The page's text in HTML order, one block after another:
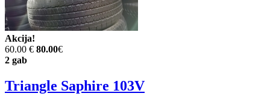
Akcija!
60.00 € 80.00€
2 gab
Triangle Saphire 103V